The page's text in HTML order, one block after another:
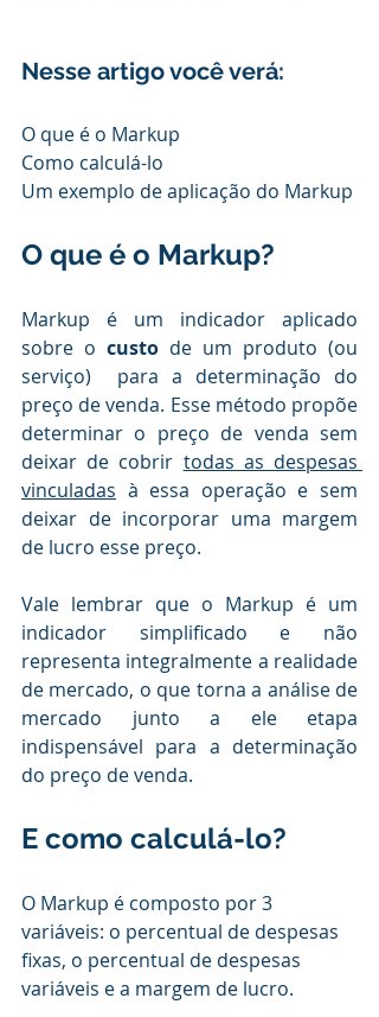
Nesse artigo você verá:
O que é o Markup
Como calculá-lo
Um exemplo de aplicação do Markup
O que é o Markup?
Markup é um indicador aplicado
sobre o custo de um produto (ou
serviço)  para a determinação do
preço de venda. Esse método propõe
determinar o preço de venda sem
deixar de cobrir todas as despesas
vinculadas à essa operação e sem
deixar de incorporar uma margem
de lucro esse preço.
Vale lembrar que o Markup é um
indicador simplificado e não
representa integralmente a realidade
de mercado, o que torna a análise de
mercado junto a ele etapa
indispensável para a determinação
do preço de venda.
E como calculá-lo?
O Markup é composto por 3
variáveis: o percentual de despesas
fixas, o percentual de despesas
variáveis e a margem de lucro.